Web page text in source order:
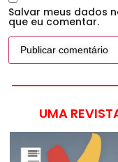
Salvar meus dados
que eu comentar.
UMA